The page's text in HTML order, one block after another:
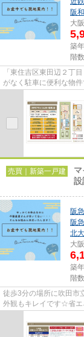
阪
大
築
階
「東住吉区東田辺２丁
がなく駐車に便利な物
売買｜新築一戸建
阪
阪
北
大
築
階
徒歩3分の場所に吹田市
外観もキレイです☆省エ